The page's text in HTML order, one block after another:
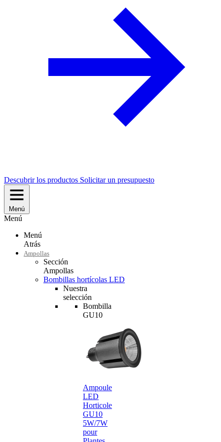
Descubrir los productos Solicitar un presupuesto
Menú
Menú
Menú
Atrás
Ampollas
Sección
Ampollas
Bombillas hortícolas LED
Nuestra
selección
Bombilla
GU10
Ampoule
LED
Horticole
GU10
5W/7W
pour